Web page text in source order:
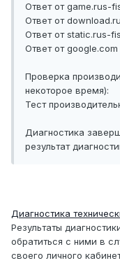
Ответ от game.rus-
Ответ от
Ответ от static.rus-
Ответ от
Проверка
некоторое время):
Тест
Диагностика
результат
Диагностика
Результаты
обратиться с ними в
своего личного